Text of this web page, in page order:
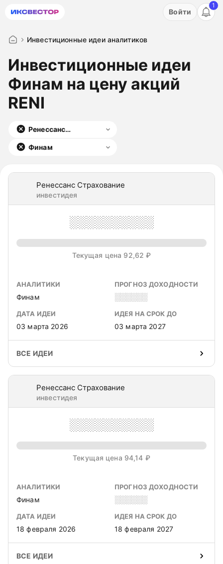
Акция: бесплатный пробный период на 3 дня!
Войти
1
Инвестиционные идеи аналитиков
Инвестиционные идеи
Финам на цену акций
RENI
Ренессанс
Финам
Ренессанс Страхование
инвестидея
░░░░░░░░░░
Текущая цена 92,62 ₽
АНАЛИТИКИ
Финам
ПРОГНОЗ ДОХОДНОСТИ
░░░░░░
ДАТА ИДЕИ
03 марта 2026
ИДЕЯ НА СРОК ДО
03 марта 2027
ВСЕ ИДЕИ
Ренессанс Страхование
инвестидея
░░░░░░░░░░
Текущая цена 94,14 ₽
АНАЛИТИКИ
Финам
ПРОГНОЗ ДОХОДНОСТИ
░░░░░░
ДАТА ИДЕИ
18 февраля 2026
ИДЕЯ НА СРОК ДО
18 февраля 2027
ВСЕ ИДЕИ